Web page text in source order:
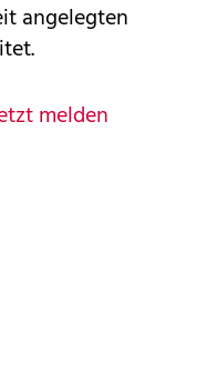
angelegten
melden